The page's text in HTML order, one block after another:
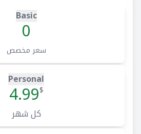
Basic
0
سعر مخصص
Personal
$
4.99
كل شهر